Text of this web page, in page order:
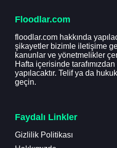
Floodlar.com
floodlar.com hakkında
şikayetler bizimle iletişime
kanunlar ve yönetmelikler
Hafta içerisinde
yapılacaktır. Telif ya da
geçin.
Faydalı Linkler
Gizlilik Politikası